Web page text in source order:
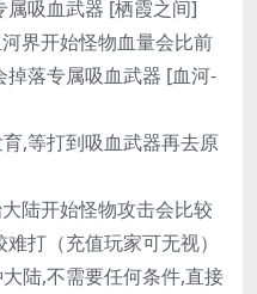
属吸血武器 [栖霞之间]
界开始怪物血量会比前
落专属吸血武器 [血河-
,等打到吸血武器再去原
陆开始怪物攻击会比较
打（充值玩家可无视）
陆,不需要任何条件,直接